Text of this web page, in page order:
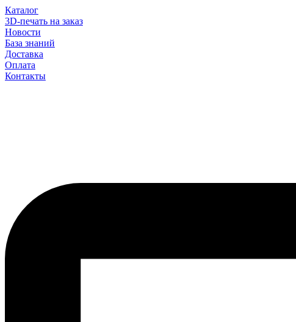
Каталог
3D-печать на заказ
Новости
База знаний
Доставка
Оплата
Контакты